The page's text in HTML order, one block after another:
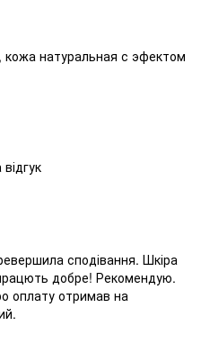
кожа натуральная с эфектом
сподівання. Шкіра
добре! Рекомендую.
оплату отримав на